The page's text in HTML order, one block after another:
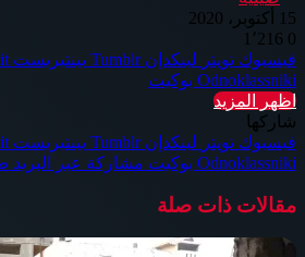
15 أكتوبر، 2020
0
فيسبوك تويتر لينكدإن بينتيريست
Odnoklassniki بوكيت
اظهر المزيد
شاركها
فيسبوك تويتر لينكدإن بينتيريست
Odnoklassniki بوكيت مشاركة عبر البريد
مقالات ذات صلة